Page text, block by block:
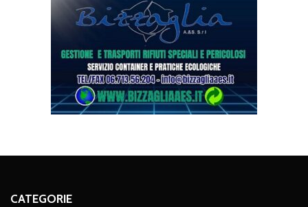
CATEGORIE